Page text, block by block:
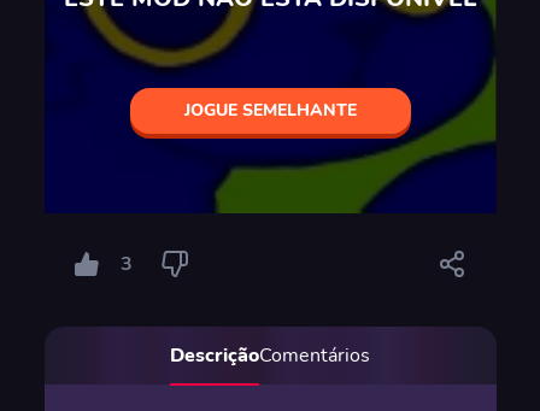
JOGUE SEMELHANTE
3
DescriçãoComentários